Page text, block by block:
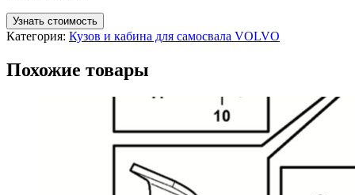
Узнать стоимость
Категория: Кузов и кабина для самосвала VOLVO
Похожие товары